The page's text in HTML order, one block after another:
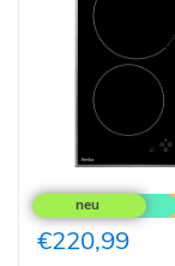
EB-
Autark-
Kochfeld
Indukt.
€220,99